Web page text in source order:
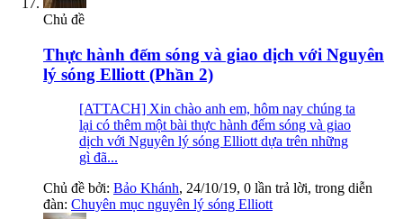
Chủ đề
Thực hành đếm sóng và giao dịch với Nguyên
lý sóng Elliott (Phần 2)
[ATTACH] Xin chào anh em, hôm nay chúng ta
lại có thêm một bài thực hành đếm sóng và giao
dịch với Nguyên lý sóng Elliott dựa trên những
gì đã...
Chủ đề bởi: Bảo Khánh, 24/10/19, 0 lần trả lời, trong diễn
đàn: Chuyên mục nguyên lý sóng Elliott